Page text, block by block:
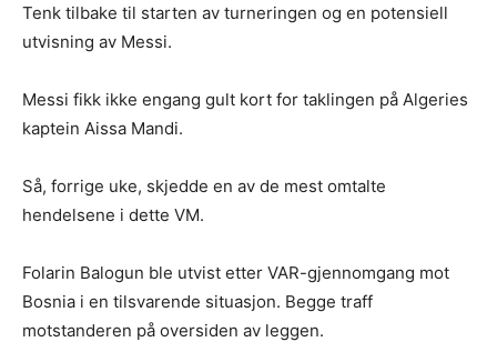
Tenk tilbake til starten av turneringen og en potensiell
utvisning av Messi.
Messi fikk ikke engang gult kort for taklingen på Algeries
kaptein Aissa Mandi.
Så, forrige uke, skjedde en av de mest omtalte
hendelsene i dette VM.
Folarin Balogun ble utvist etter VAR-gjennomgang mot
Bosnia i en tilsvarende situasjon. Begge traff
motstanderen på oversiden av leggen.